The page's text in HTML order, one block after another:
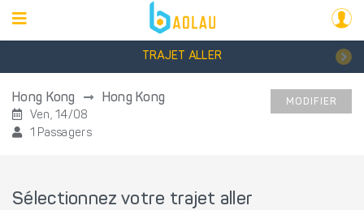
TRAJET ALLER
Hong Kong Hong Kong
Ven, 14/08
1 Passagers
MODIFIER
Sélectionnez votre trajet aller